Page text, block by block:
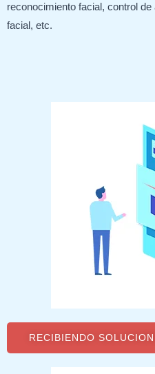
reconocimiento facial, control
facial, etc.
RECIBIENDO